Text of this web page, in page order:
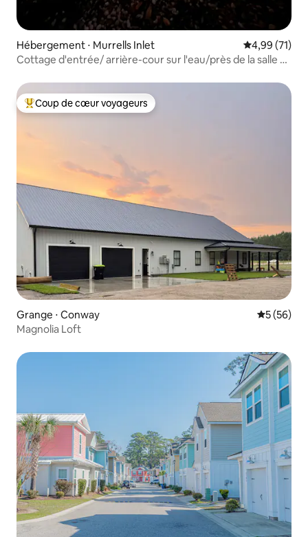
Hébergement ⋅ Murrells Inlet Évaluation
4,99 (71)
Cottage d'entrée/ arrière-cour sur l'eau/près de la salle à
Coups de cœur voyageurs les plus appréciés
Coup de cœur voyageurs
Grange ⋅ Conway
5 (56)
Magnolia Loft